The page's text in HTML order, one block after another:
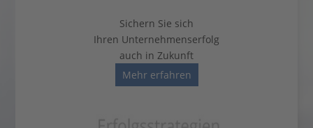
Sichern Sie sich
Ihren Unternehmenserfolg
auch in Zukunft
Mehr erfahren